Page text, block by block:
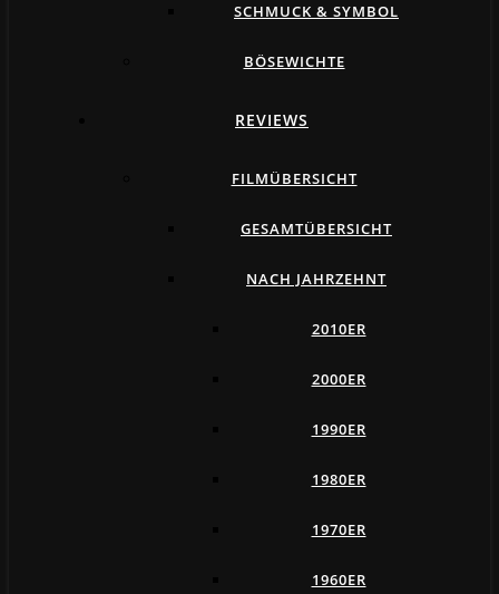
SCHMUCK & SYMBOL
BÖSEWICHTE
REVIEWS
FILMÜBERSICHT
GESAMTÜBERSICHT
NACH JAHRZEHNT
2010ER
2000ER
1990ER
1980ER
1970ER
1960ER